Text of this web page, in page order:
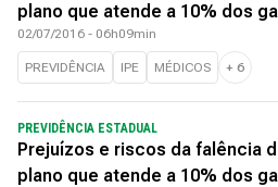
plano que atende a 10% dos
02/07/2016 - 06h09min
PREVIDÊNCIA IPE MÉDICOS + 6
PREVIDÊNCIA ESTADUAL
Prejuízos e riscos da falência
plano que atende a 10% dos